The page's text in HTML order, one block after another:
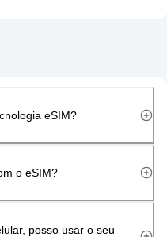
eSIM?
o eSIM?
posso usar o seu